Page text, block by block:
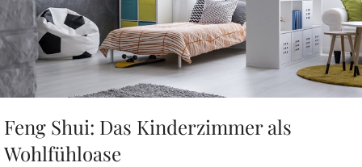
Feng Shui: Das Kinderzimmer als
Wohlfühloase